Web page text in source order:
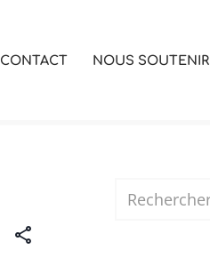
CONTACT NOUS SOUTENIR
share